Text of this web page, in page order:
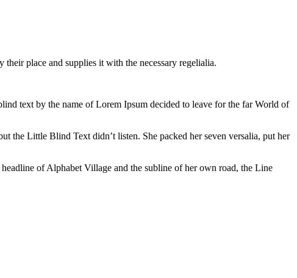
place and supplies it with the necessary regelialia.
text by the name of Lorem Ipsum decided to leave for the far World of
the Little Blind Text didn’t listen. She packed her seven versalia, put her
of Alphabet Village and the subline of her own road, the Line